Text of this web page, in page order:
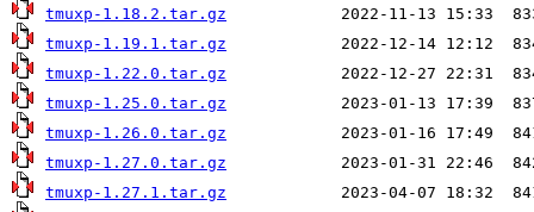
tmuxp-1.18.2.tar.gz
tmuxp-1.19.1.tar.gz
tmuxp-1.22.0.tar.gz
tmuxp-1.25.0.tar.gz
tmuxp-1.26.0.tar.gz
tmuxp-1.27.0.tar.gz
tmuxp-1.27.1.tar.gz